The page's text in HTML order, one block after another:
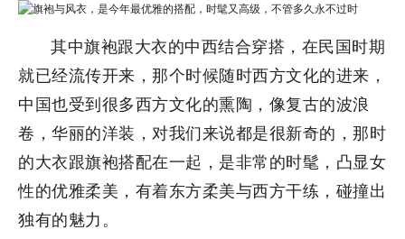
其中旗袍跟大衣的中西结合穿搭，在民国时期
就已经流传开来，那个时候随时西方文化的进来，
中国也受到很多西方文化的熏陶，像复古的波浪
卷，华丽的洋装，对我们来说都是很新奇的，那时
的大衣跟旗袍搭配在一起，是非常的时髦，凸显女
性的优雅柔美，有着东方柔美与西方干练，碰撞出
独有的魅力。